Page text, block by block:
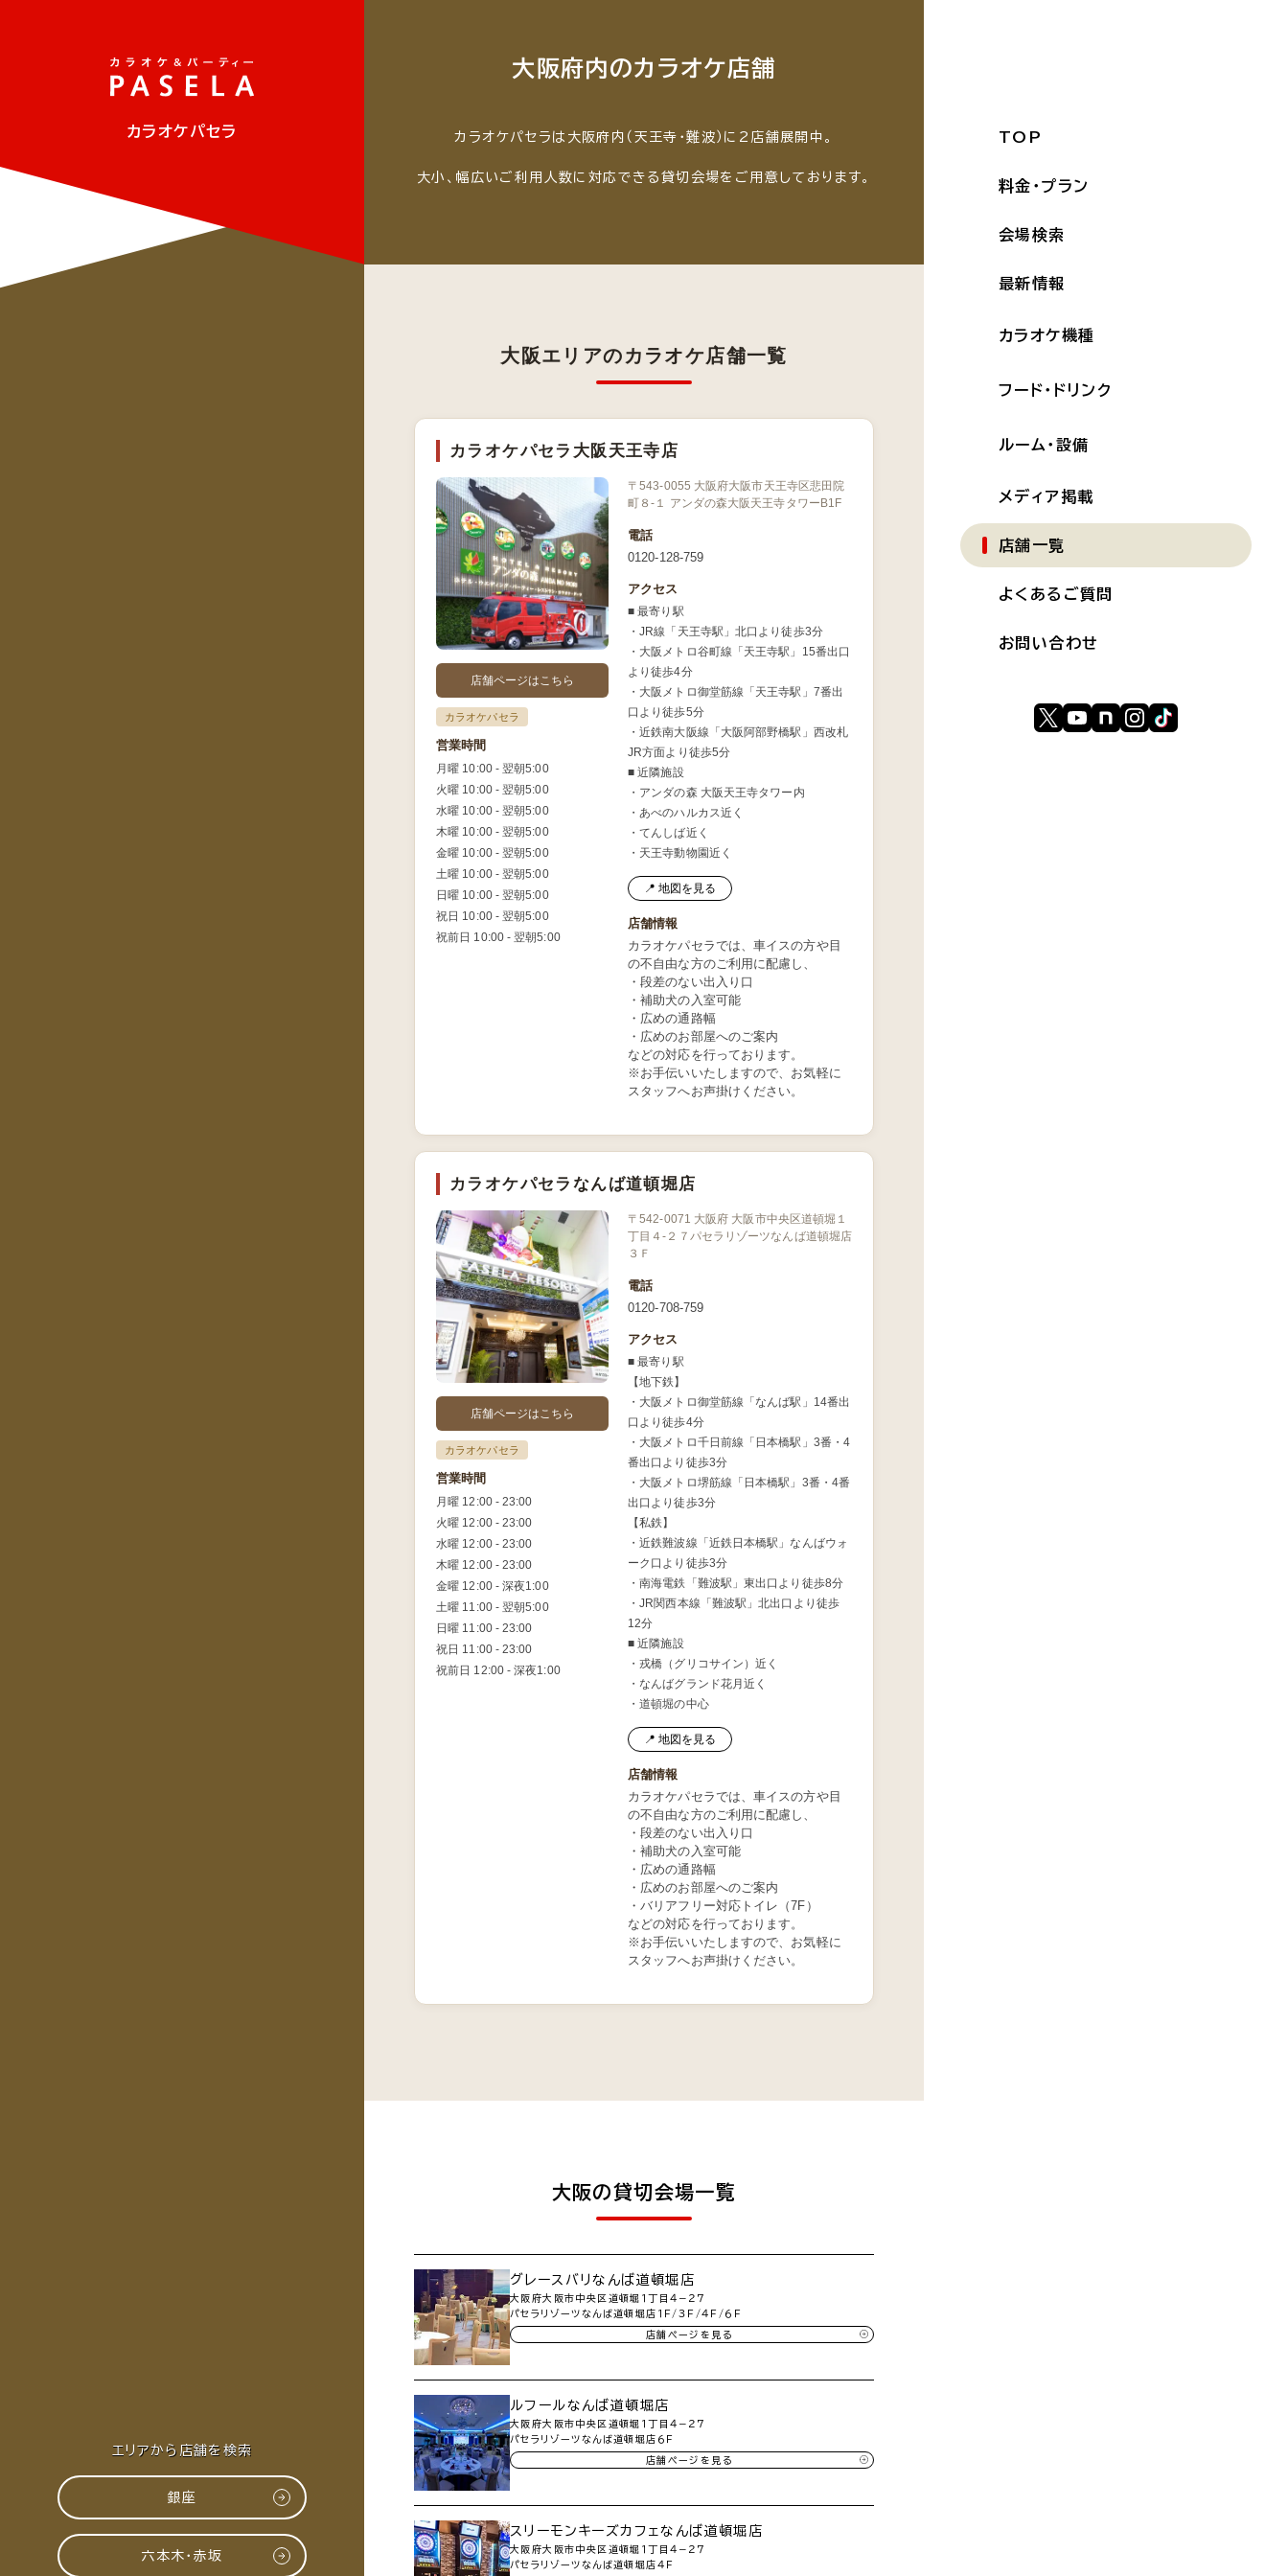
カラオケパセラ
エリアから店舗を検索
銀座
六本木・赤坂
TOP
料金・プラン
会場検索
最新情報
カラオケ機種
フード・ドリンク
ルーム・設備
メディア掲載
店舗一覧
よくあるご質問
お問い合わせ
大阪府内のカラオケ店舗
カラオケパセラは大阪府内（天王寺・難波）に2店舗展開中。
大小、幅広いご利用人数に対応できる貸切会場をご用意しております。
大阪エリアのカラオケ店舗一覧
カラオケパセラ大阪天王寺店
店舗ページはこちら
カラオケパセラ
営業時間
月曜 10:00 - 翌朝5:00
火曜 10:00 - 翌朝5:00
水曜 10:00 - 翌朝5:00
木曜 10:00 - 翌朝5:00
金曜 10:00 - 翌朝5:00
土曜 10:00 - 翌朝5:00
日曜 10:00 - 翌朝5:00
祝日 10:00 - 翌朝5:00
祝前日 10:00 - 翌朝5:00
〒543-0055 大阪府大阪市天王寺区悲田院
町８-１ アンダの森大阪天王寺タワーB1F
電話
0120-128-759
アクセス
■ 最寄り駅
・JR線「天王寺駅」北口より徒歩3分
・大阪メトロ谷町線「天王寺駅」15番出口
より徒歩4分
・大阪メトロ御堂筋線「天王寺駅」7番出
口より徒歩5分
・近鉄南大阪線「大阪阿部野橋駅」西改札
JR方面より徒歩5分
■ 近隣施設
・アンダの森 大阪天王寺タワー内
・あべのハルカス近く
・てんしば近く
・天王寺動物園近く
📍 地図を見る
店舗情報
カラオケパセラでは、車イスの方や目
の不自由な方のご利用に配慮し、
・段差のない出入り口
・補助犬の入室可能
・広めの通路幅
・広めのお部屋へのご案内
などの対応を行っております。
※お手伝いいたしますので、お気軽に
スタッフへお声掛けください。
カラオケパセラなんば道頓堀店
店舗ページはこちら
カラオケパセラ
営業時間
月曜 12:00 - 23:00
火曜 12:00 - 23:00
水曜 12:00 - 23:00
木曜 12:00 - 23:00
金曜 12:00 - 深夜1:00
土曜 11:00 - 翌朝5:00
日曜 11:00 - 23:00
祝日 11:00 - 23:00
祝前日 12:00 - 深夜1:00
〒542-0071 大阪府 大阪市中央区道頓堀１
丁目４-２７パセラリゾーツなんば道頓堀店
３Ｆ
電話
0120-708-759
アクセス
■ 最寄り駅
【地下鉄】
・大阪メトロ御堂筋線「なんば駅」14番出
口より徒歩4分
・大阪メトロ千日前線「日本橋駅」3番・4
番出口より徒歩3分
・大阪メトロ堺筋線「日本橋駅」3番・4番
出口より徒歩3分
【私鉄】
・近鉄難波線「近鉄日本橋駅」なんばウォ
ーク口より徒歩3分
・南海電鉄「難波駅」東出口より徒歩8分
・JR関西本線「難波駅」北出口より徒歩
12分
■ 近隣施設
・戎橋（グリコサイン）近く
・なんばグランド花月近く
・道頓堀の中心
📍 地図を見る
店舗情報
カラオケパセラでは、車イスの方や目
の不自由な方のご利用に配慮し、
・段差のない出入り口
・補助犬の入室可能
・広めの通路幅
・広めのお部屋へのご案内
・バリアフリー対応トイレ（7F）
などの対応を行っております。
※お手伝いいたしますので、お気軽に
スタッフへお声掛けください。
大阪の貸切会場一覧
グレースバリなんば道頓堀店
大阪府大阪市中央区道頓堀１丁目４−２７
パセラリゾーツなんば道頓堀店１Ｆ/３Ｆ/４Ｆ/６Ｆ
店舗ページを見る
ルフールなんば道頓堀店
大阪府大阪市中央区道頓堀１丁目４−２７
パセラリゾーツなんば道頓堀店６Ｆ
店舗ページを見る
スリーモンキーズカフェなんば道頓堀店
大阪府大阪市中央区道頓堀１丁目４−２７
パセラリゾーツなんば道頓堀店４Ｆ